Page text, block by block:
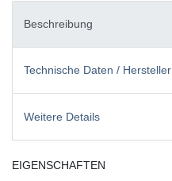
Beschreibung
Technische Daten / Hersteller
Weitere Details
EIGENSCHAFTEN